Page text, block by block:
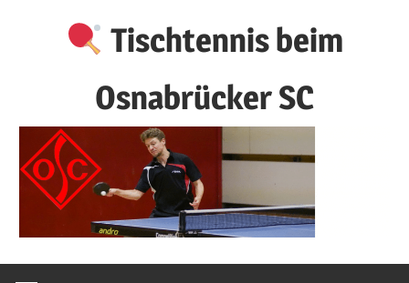
Tischtennis beim
Osnabrücker SC